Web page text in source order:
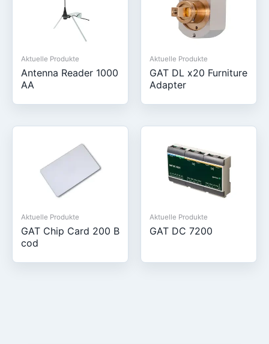
Aktuelle Produkte
Antenna Reader 1000
AA
Aktuelle Produkte
GAT DL x20 Furniture
Adapter
Aktuelle Produkte
GAT Chip Card 200 B
cod
Aktuelle Produkte
GAT DC 7200